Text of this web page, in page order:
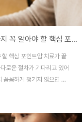
암 치료 후 보험금 청구, 진단비부터 수술비까지 꼭 알아야 할 핵심 포인트
핵심 포인트암 치료가 끝
로운 절차가 기다리고 있어
꼼꼼하게 챙기지 않으면 받
을 옆에서 지켜보면서, 서
은 함정과 노하우를 명쾌하